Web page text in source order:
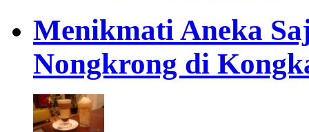
Menikmati Aneka
Nongkrong di